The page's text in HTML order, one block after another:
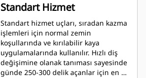
Standart Hizmet
Standart hizmet uçları, sıradan kazma
işlemleri için normal zemin
koşullarında ve kırılabilir kaya
uygulamalarında kullanılır. Hızlı diş
değişimine olanak tanıması sayesinde
günde 250-300 delik açanlar için en iyi